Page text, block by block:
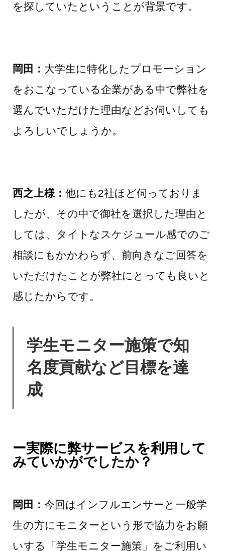
を探していたということが背景です。
岡田： 大学生に特化したプロモーション
をおこなっている企業がある中で弊社を
選んでいただけた理由などお伺いしても
よろしいでしょうか。
西之上様： 他にも2社ほど伺っておりま
したが、その中で御社を選択した理由と
しては、タイトなスケジュール感でのご
相談にもかかわらず、前向きなご回答を
いただけたことが弊社にとっても良いと
感じたからです。
学生モニター施策で知
名度貢献など目標を達
成
ー実際に弊サービスを利用して
みていかがでしたか？
岡田： 今回はインフルエンサーと一般学
生の方にモニターという形で協力をお願
いする「学生モニター施策」をご利用い